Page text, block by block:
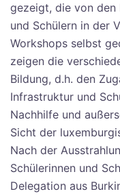
gezeigt, die von den
und Schülern in der
Workshops selbst
zeigen die
Bildung, d.h. den
Infrastruktur und
Nachhilfe und
Sicht der
Nach der
Schülerinnen und
Delegation aus